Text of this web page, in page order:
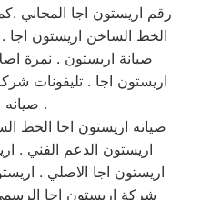
رقم اريستون اجا المجاني
الخط الساخن اريستون اجا
صيانة اريستون . نمرة
اريستون اجا . تليفونات
صيانه اريستون اجا .
صيانه اريستون اجا الخط
اريستون الدعم الفني .
اريستون اجا الاصلي .
شركة اريستون اجا